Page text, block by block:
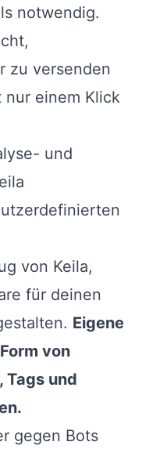
notwendig.
zu versenden
einem Klick
und
von Keila,
für deinen
Eigene
von
Tags und
gegen Bots